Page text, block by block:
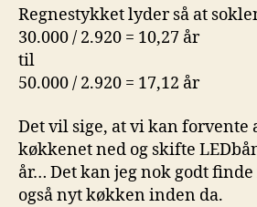
Regnestykket lyder så at
30.000 / 2.920 = 10,27 år
til
50.000 / 2.920 = 17,12 år
Det vil sige, at vi kan forvente
køkkenet ned og skifte
år… Det kan jeg nok godt
også nyt køkken inden da.